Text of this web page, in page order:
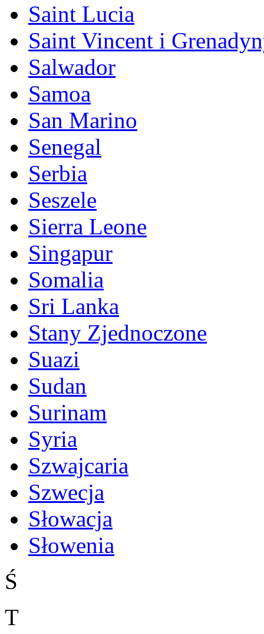
Saint Lucia
Saint Vincent i
Salwador
Samoa
San Marino
Senegal
Serbia
Seszele
Sierra Leone
Singapur
Somalia
Sri Lanka
Stany Zjednoczone
Suazi
Sudan
Surinam
Syria
Szwajcaria
Szwecja
Słowacja
Słowenia
Ś
T